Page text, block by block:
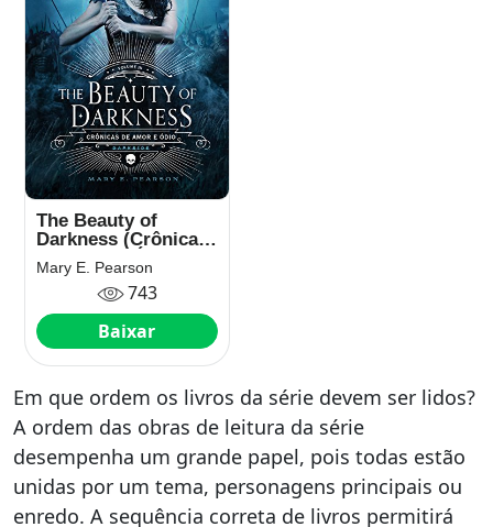
The Beauty of
Darkness (Crônicas
de Amor e Ódio
Livro 3)
Mary E. Pearson
743
Baixar
Em que ordem os livros da série devem ser lidos?
A ordem das obras de leitura da série
desempenha um grande papel, pois todas estão
unidas por um tema, personagens principais ou
enredo. A sequência correta de livros permitirá